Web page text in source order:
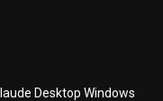
Desktop Windows